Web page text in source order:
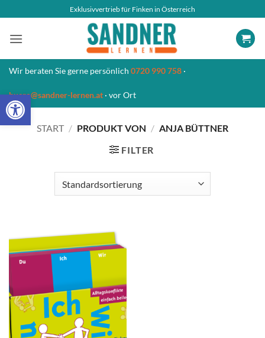
Open toolbar
Inhalt
springen
Exklusivvertrieb für Finken in Österreich
Wir beraten Sie gerne persönlich 0720 990 758 ·
buero@sandner-lernen.at · vor Ort
START / PRODUKT VON / ANJA BÜTTNER
FILTER